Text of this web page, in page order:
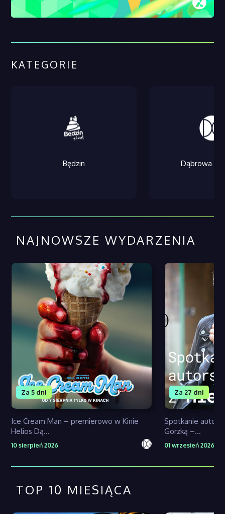
KATEGORIE
Będzin Dąbrowa
NAJNOWSZE WYDARZENIA
Ice Cream Man – premierowo w Kinie
Helios Dą...
Za 5 dni
10 sierpień 2026
Spotkanie
Gorzką –...
Za 27 dni
01 wrzesień 2026
TOP 10 MIESIĄCA